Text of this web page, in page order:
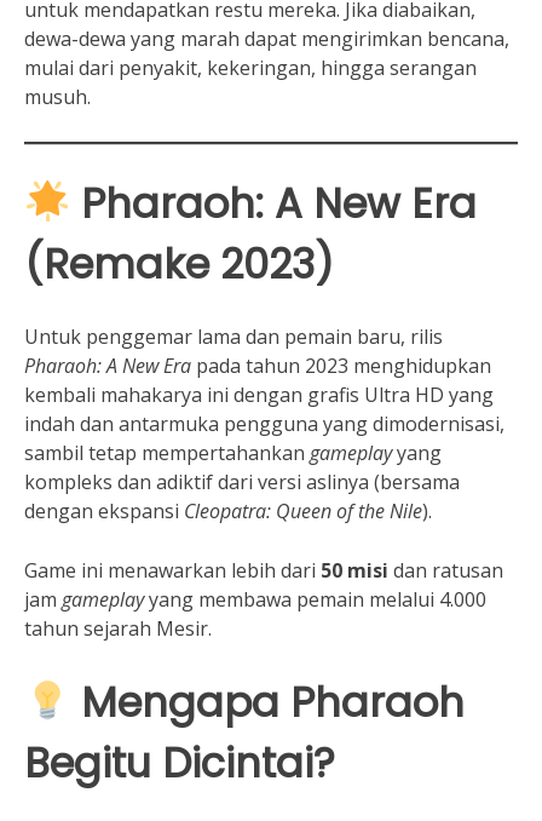
untuk mendapatkan restu mereka. Jika diabaikan,
dewa-dewa yang marah dapat mengirimkan bencana,
mulai dari penyakit, kekeringan, hingga serangan
musuh.
Pharaoh: A New Era
(Remake 2023)
Untuk penggemar lama dan pemain baru, rilis
Pharaoh: A New Era pada tahun 2023 menghidupkan
kembali mahakarya ini dengan grafis Ultra HD yang
indah dan antarmuka pengguna yang dimodernisasi,
sambil tetap mempertahankan gameplayyang
kompleks dan adiktif dari versi aslinya (bersama
dengan ekspansi Cleopatra: Queen of the Nile).
Game ini menawarkan lebih dari 50 misi dan ratusan
jam gameplayyang membawa pemain melalui 4.000
tahun sejarah Mesir.
Mengapa Pharaoh
Begitu Dicintai?